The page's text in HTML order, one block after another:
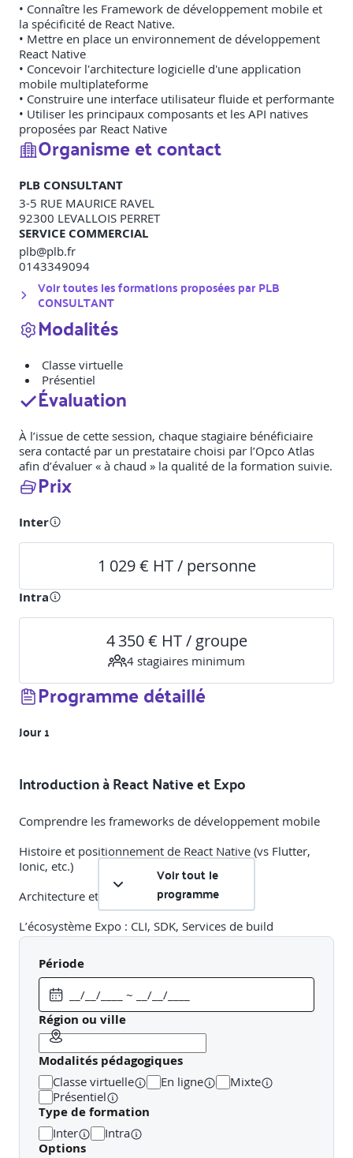
• Connaître les Framework de développement mobile et
la spécificité de React Native.
• Mettre en place un environnement de développement
React Native
• Concevoir l'architecture logicielle d'une application
mobile multiplateforme
• Construire une interface utilisateur fluide et performante
• Utiliser les principaux composants et les API natives
proposées par React Native
Organisme et contact
PLB CONSULTANT
3-5 RUE MAURICE RAVEL
92300 LEVALLOIS PERRET
SERVICE COMMERCIAL
plb@plb.fr
0143349094
Voir toutes les formations proposées parPLB
CONSULTANT
Modalités
Classe virtuelle
Présentiel
Évaluation
À l’issue de cette session, chaque stagiaire bénéficiaire
sera contacté par un prestataire choisi par l’Opco Atlas
afin d’évaluer « à chaud » la qualité de la formation suivie.
Prix
Inter
1 029 € HT / personne
Intra
4 350 € HT / groupe
4 stagiaires minimum
Programme détaillé
Jour 1
Introduction à React Native et Expo
Comprendre les frameworks de développement mobile
Histoire et positionnement de React Native (vs Flutter,
Ionic, etc.)
Architecture et principes clés
L’écosystème Expo : CLI, SDK, Services de build
Travaux pratiques
Objectif: Savoir initialiser un projet mobile React Native
avec Expo
Description: Création d’un projet de base, installation des
dépendances et prise en main de l’émulateur
ES6/ES201X : Rappels
Les fondamentaux ES6+ : let, const, fonctions fléchées,
Voir tout le
programme
Période
Région ou ville
Modalités pédagogiques
Classe virtuelle En ligne
Mixte
Présentiel
Type de formation
Inter Intra
Options